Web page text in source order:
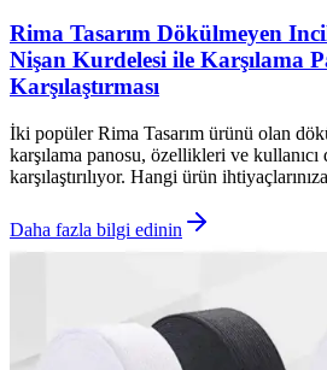
Rima Tasarım Dökülmeyen
Nişan Kurdelesi ile Karşılama
Karşılaştırması
İki popüler Rima Tasarım ürünü olan
karşılama panosu, özellikleri ve
karşılaştırılıyor. Hangi ürün
Daha fazla bilgi edinin